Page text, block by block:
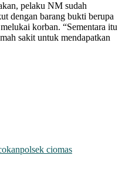
pelaku NM sudah
dengan barang bukti berupa
korban. “Sementara itu
sakit untuk mendapatkan
polsek ciomas